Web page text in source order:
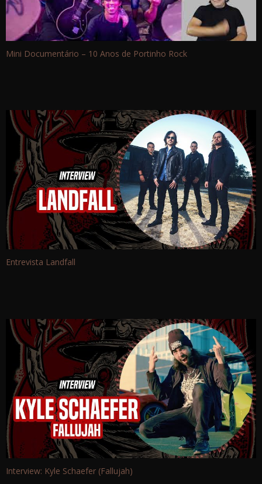
Mini Documentário – 10 Anos de Portinho Rock
Entrevista Landfall
Interview: Kyle Schaefer (Fallujah)